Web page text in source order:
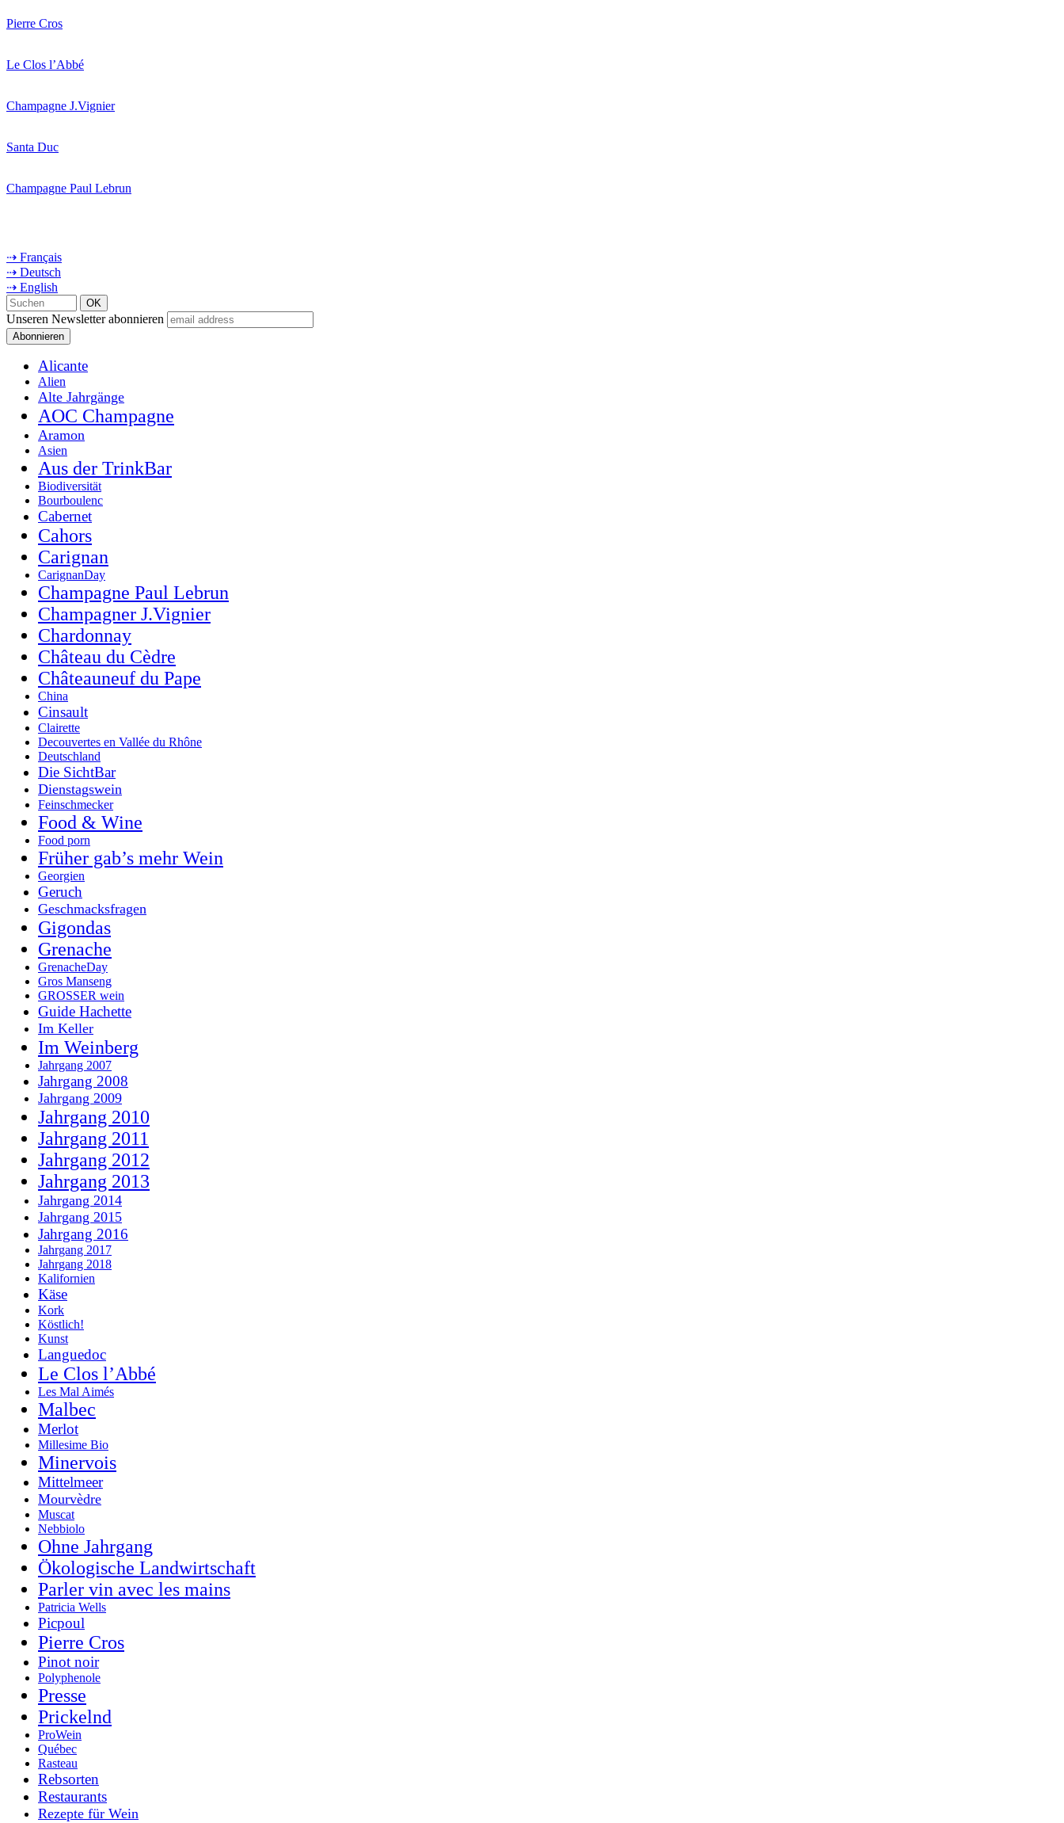
Pierre Cros
Le Clos l’Abbé
Champagne J.Vignier
Santa Duc
Champagne Paul Lebrun
⇢ Français
⇢ Deutsch
⇢ English
Unseren Newsletter abonnieren
Alicante
Alien
Alte Jahrgänge
AOC Champagne
Aramon
Asien
Aus der TrinkBar
Biodiversität
Bourboulenc
Cabernet
Cahors
Carignan
CarignanDay
Champagne Paul Lebrun
Champagner J.Vignier
Chardonnay
Château du Cèdre
Châteauneuf du Pape
China
Cinsault
Clairette
Decouvertes en Vallée du Rhône
Deutschland
Die SichtBar
Dienstagswein
Feinschmecker
Food & Wine
Food porn
Früher gab’s mehr Wein
Georgien
Geruch
Geschmacksfragen
Gigondas
Grenache
GrenacheDay
Gros Manseng
GROSSER wein
Guide Hachette
Im Keller
Im Weinberg
Jahrgang 2007
Jahrgang 2008
Jahrgang 2009
Jahrgang 2010
Jahrgang 2011
Jahrgang 2012
Jahrgang 2013
Jahrgang 2014
Jahrgang 2015
Jahrgang 2016
Jahrgang 2017
Jahrgang 2018
Kalifornien
Käse
Kork
Köstlich!
Kunst
Languedoc
Le Clos l’Abbé
Les Mal Aimés
Malbec
Merlot
Millesime Bio
Minervois
Mittelmeer
Mourvèdre
Muscat
Nebbiolo
Ohne Jahrgang
Ökologische Landwirtschaft
Parler vin avec les mains
Patricia Wells
Picpoul
Pierre Cros
Pinot noir
Polyphenole
Presse
Prickelnd
ProWein
Québec
Rasteau
Rebsorten
Restaurants
Rezepte für Wein